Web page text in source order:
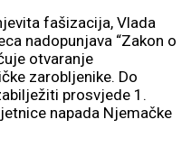
fašizacija, Vlada
nadopunjava “Zakon o
otvaranje
zarobljenike. Do
prosvjede 1.
napada Njemačke